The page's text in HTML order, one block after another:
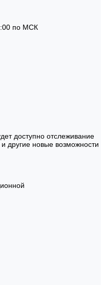
по МСК
доступно отслеживание
другие новые возможности